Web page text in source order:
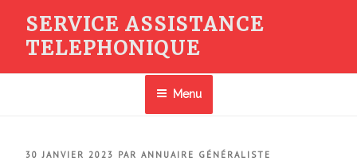
contenu
SERVICE ASSISTANCE
TELEPHONIQUE
Menu
PUBLIÉ
30 JANVIER 2023 PAR ANNUAIRE GÉNÉRALISTE